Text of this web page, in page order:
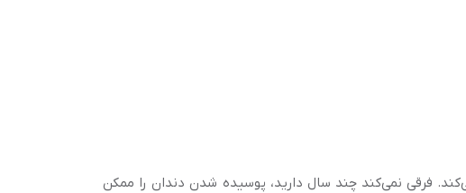
فرقی نمی‌کند چند سال دارید، پوسیده شدن دندان را ممکن